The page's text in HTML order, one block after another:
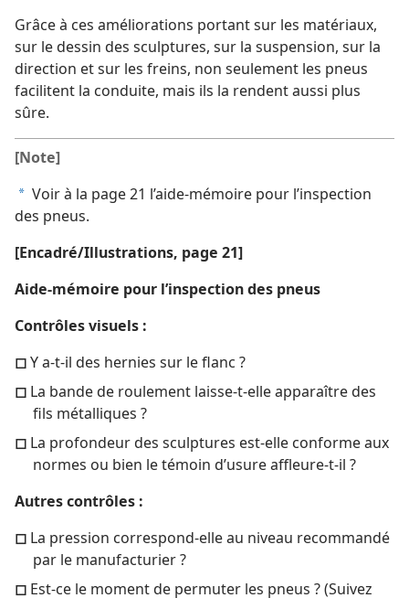
Grâce à ces améliorations portant sur les matériaux,
sur le dessin des sculptures, sur la suspension, sur la
direction et sur les freins, non seulement les pneus
facilitent la conduite, mais ils la rendent aussi plus
sûre.
[Note]
a Voir à la page 21 l’aide-mémoire pour l’inspection
des pneus.
[Encadré/Illustrations, page 21]
Aide-mémoire pour l’inspection des pneus
Contrôles visuels :
◻Y a-​t-​il des hernies sur le flanc ?
◻ La bande de roulement laisse-​t-​elle apparaître des
fils métalliques ?
◻ La profondeur des sculptures est-​elle conforme aux
normes ou bien le témoin d’usure affleure-​t-​il ?
Autres contrôles :
◻ La pression correspond-​elle au niveau recommandé
par le manufacturier ?
◻ Est-​ce le moment de permuter les pneus ? (Suivez